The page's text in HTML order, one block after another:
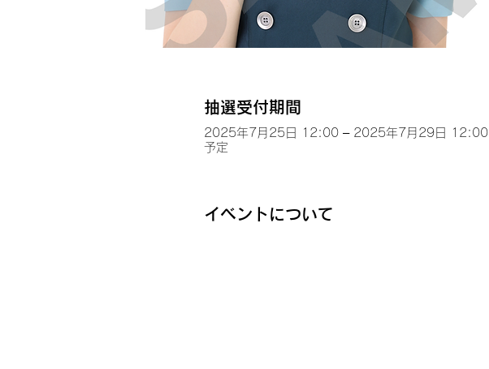
抽選受付期間
2025年7月25日 12:00 – 2025年7月29日 12:00
予定
イベントについて